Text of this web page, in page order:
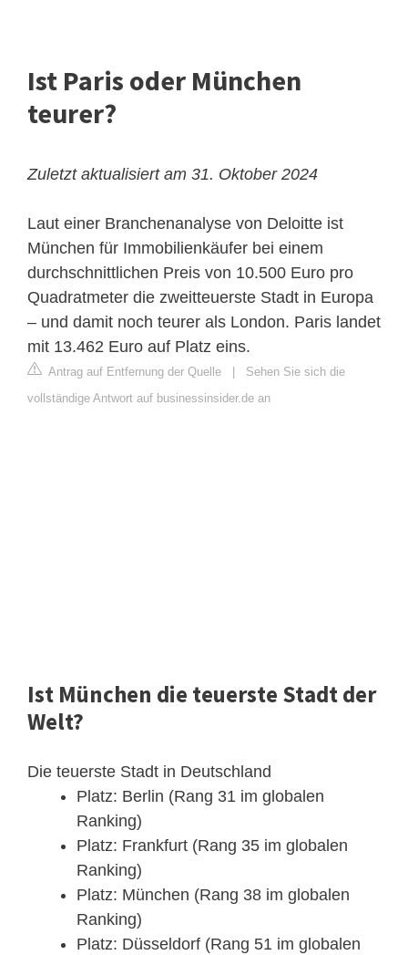
Ist Paris oder München
teurer?
Zuletzt aktualisiert am 31. Oktober 2024
Laut einer Branchenanalyse von Deloitte ist
München für Immobilienkäufer bei einem
durchschnittlichen Preis von 10.500 Euro pro
Quadratmeter die zweitteuerste Stadt in Europa
– und damit noch teurer als London. Paris landet
mit 13.462 Euro auf Platz eins.
Antrag auf Entfernung der Quelle
Sehen Sie sich die
vollständige Antwort auf businessinsider.de an
Ist München die teuerste Stadt der
Welt?
Die teuerste Stadt in Deutschland
Platz: Berlin (Rang 31 im globalen
Ranking)
Platz: Frankfurt (Rang 35 im globalen
Ranking)
Platz: München (Rang 38 im globalen
Ranking)
Platz: Düsseldorf (Rang 51 im globalen